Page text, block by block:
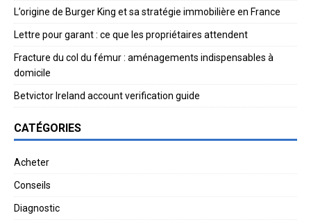
L’origine de Burger King et sa stratégie immobilière en France
Lettre pour garant : ce que les propriétaires attendent
Fracture du col du fémur : aménagements indispensables à
domicile
Betvictor Ireland account verification guide
CATÉGORIES
Acheter
Conseils
Diagnostic